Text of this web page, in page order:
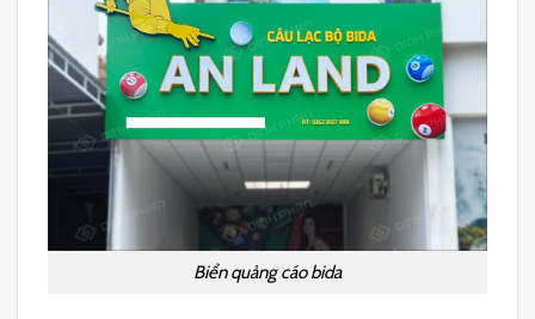
Biển quảng cáo bida